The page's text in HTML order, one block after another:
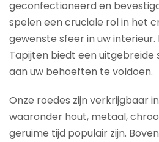
geconfectioneerd en
spelen een cruciale rol in het
gewenste sfeer in uw interieur.
Tapijten biedt een uitgebreide
aan uw behoeften te voldoen.
Onze roedes zijn verkrijgbaar
waaronder hout, metaal,
geruime tijd populair zijn.